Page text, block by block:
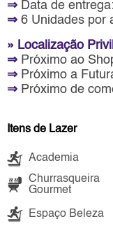
⇒ Data de
⇒ 6 Unidades por
» Localização
⇒ Próximo ao
⇒ Próximo a
⇒ Próximo de
Itens de Lazer
Academia
Churrasqueira
Gourmet
Espaço Beleza